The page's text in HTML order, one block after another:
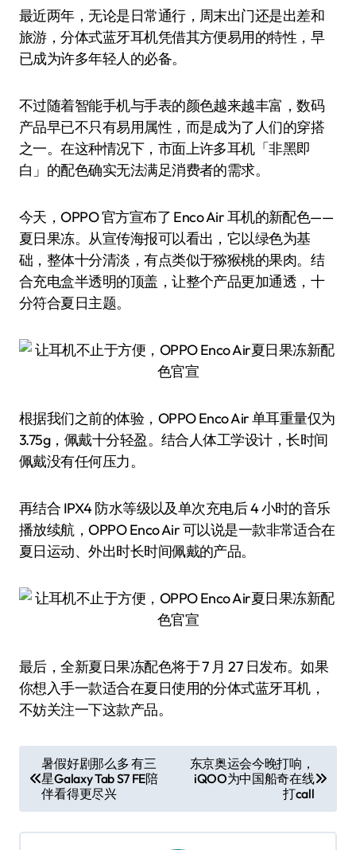
最近两年，无论是日常通行，周末出门还是出差和
旅游，分体式蓝牙耳机凭借其方便易用的特性，早
已成为许多年轻人的必备。
不过随着智能手机与手表的颜色越来越丰富，数码
产品早已不只有易用属性，而是成为了人们的穿搭
之一。在这种情况下，市面上许多耳机「非黑即
白」的配色确实无法满足消费者的需求。
今天，OPPO 官方宣布了 Enco Air 耳机的新配色——
夏日果冻。从宣传海报可以看出，它以绿色为基
础，整体十分清淡，有点类似于猕猴桃的果肉。结
合充电盒半透明的顶盖，让整个产品更加通透，十
分符合夏日主题。
根据我们之前的体验，OPPO Enco Air 单耳重量仅为
3.75g，佩戴十分轻盈。结合人体工学设计，长时间
佩戴没有任何压力。
再结合 IPX4 防水等级以及单次充电后 4 小时的音乐
播放续航，OPPO Enco Air 可以说是一款非常适合在
夏日运动、外出时长时间佩戴的产品。
最后，全新夏日果冻配色将于 7 月 27 日发布。如果
你想入手一款适合在夏日使用的分体式蓝牙耳机，
不妨关注一下这款产品。
章
导
航
暑假好剧那么多 有三
星Galaxy Tab S7 FE陪
伴看得更尽兴
东京奥运会今晚打响，
iQOO为中国船奇在线
打call